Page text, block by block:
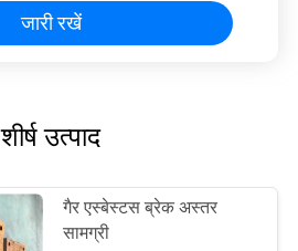
जारी रखें
शीर्ष उत्पाद
गैर एस्बेस्टस ब्रेक अस्तर
सामग्री